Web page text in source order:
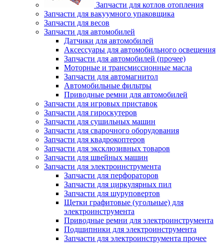
Запчасти для котлов отопления
Запчасти для вакуумного упаковщика
Запчасти для весов
Запчасти для автомобилей
Датчики для автомобилей
Аксессуары для автомобильного освещения
Запчасти для автомобилей (прочее)
Моторные и трансмиссионные масла
Запчасти для автомагнитол
Автомобильные фильтры
Приводные ремни для автомобилей
Запчасти для игровых приставок
Запчасти для гироскутеров
Запчасти для сушильных машин
Запчасти для сварочного оборудования
Запчасти для квадрокоптеров
Запчасти для эксклюзивных товаров
Запчасти для швейных машин
Запчасти для электроинструмента
Запчасти для перфораторов
Запчасти для циркулярных пил
Запчасти для шуруповертов
Щетки графитовые (угольные) для
электроинструмента
Приводные ремни для электроинструмента
Подшипники для электроинструмента
Запчасти для электроинструмента прочее